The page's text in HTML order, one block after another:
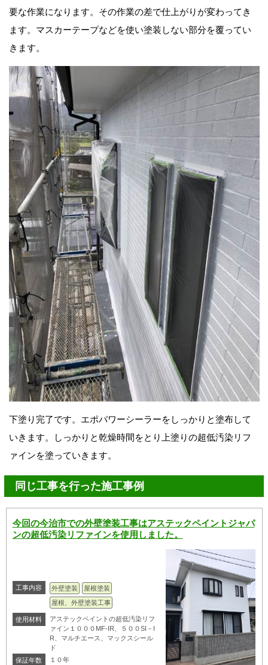
要な作業になります。その作業の差で仕上がりが変わってき
ます。マスカーテープなどを使い塗装しない部分を覆ってい
きます。
下塗り完了です。エポパワーシーラーをしっかりと塗布して
いきます。しっかりと乾燥時間をとり上塗りの超低汚染リフ
ァインを塗っていきます。
同じ工事を行った施工事例
今回の今治市での外壁塗装工事はアステックペイントジャパ
ンの超低汚染リファインを使用しました。
工事内容 外壁塗装
屋根塗装
屋根、外壁塗装工事
使用材料
アステックペイントの超低汚染リフ
ァイン１０００MF-IR、５００SI－I
R、マルチエース、マックスシール
ド
保証年数
１０年